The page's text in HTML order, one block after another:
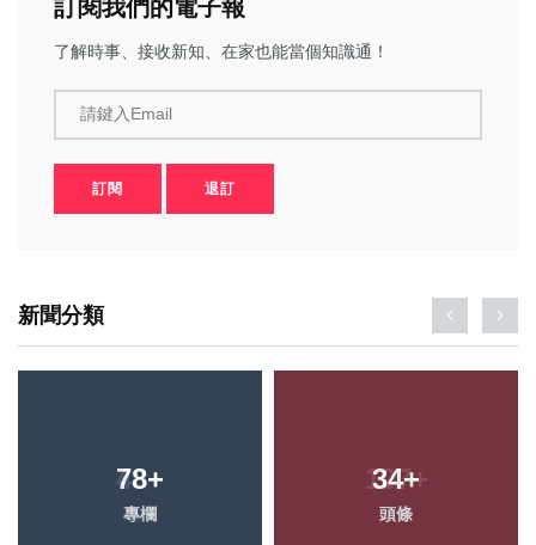
訂閱我們的電子報
了解時事、接收新知、在家也能當個知識通！
請鍵入Email
訂閱 退訂
新聞分類
78+
專欄
34+
頭條